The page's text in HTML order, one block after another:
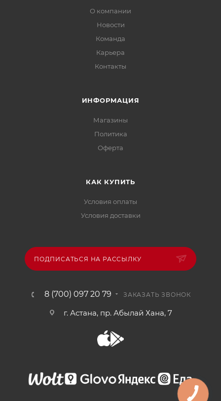
О компании
Новости
Команда
Карьера
Контакты
ИНФОРМАЦИЯ
Магазины
Политика
Офертa
КАК КУПИТЬ
Условия оплаты
Условия доставки
ПОДПИСАТЬСЯ НА РАССЫЛКУ
8 (700) 097 20 79 ЗАКАЗАТЬ ЗВОНОК
г. Астана, пр. Абылай Хана, 7